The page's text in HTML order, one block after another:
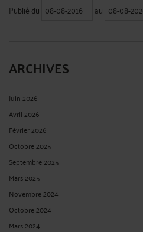
Publié du au
ARCHIVES
Juin 2026
Avril 2026
Février 2026
Octobre 2025
Septembre 2025
Mars 2025
Novembre 2024
Octobre 2024
Mars 2024